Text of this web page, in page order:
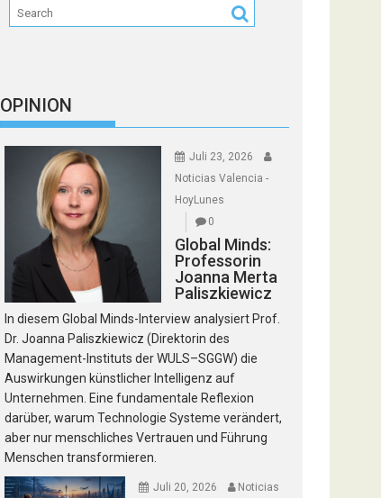
OPINION
Juli 23, 2026
Noticias Valencia -
HoyLunes
0
Global Minds:
Professorin
Joanna Merta
Paliszkiewicz
In diesem Global Minds-Interview analysiert Prof.
Dr. Joanna Paliszkiewicz (Direktorin des
Management-Instituts der WULS–SGGW) die
Auswirkungen künstlicher Intelligenz auf
Unternehmen. Eine fundamentale Reflexion
darüber, warum Technologie Systeme verändert,
aber nur menschliches Vertrauen und Führung
Menschen transformieren.
Juli 20, 2026
Noticias